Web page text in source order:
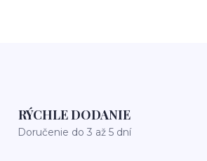
RÝCHLE DODANIE
Doručenie do 3 až 5 dní